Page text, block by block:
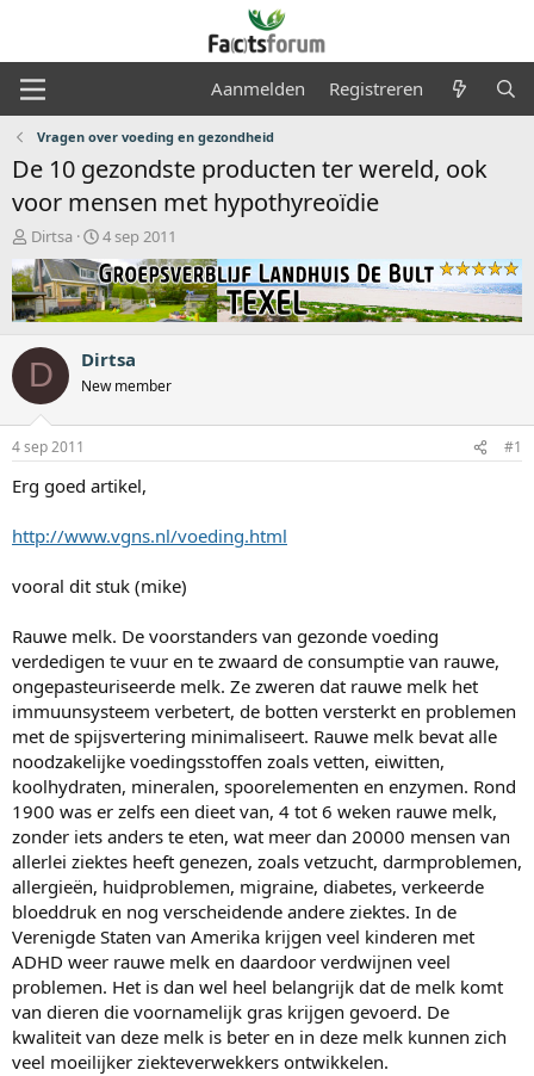
Aanmelden Registreren
Vragen over voeding en gezondheid
De 10 gezondste producten ter wereld, ook
voor mensen met hypothyreoïdie
O
n
d
e
r
w
e
r
p
s
t
r
e
Dirtsa
S
a
r
t
a
t
m
4 sep 2011
D Dirtsa
New member
4 sep 2011 #1
Erg goed artikel,
http://www.vgns.nl/voeding.html
vooral dit stuk (mike)
Rauwe melk. De voorstanders van gezonde voeding
verdedigen te vuur en te zwaard de consumptie van rauwe,
ongepasteuriseerde melk. Ze zweren dat rauwe melk het
immuunsysteem verbetert, de botten versterkt en problemen
met de spijsvertering minimaliseert. Rauwe melk bevat alle
noodzakelijke voedingsstoffen zoals vetten, eiwitten,
koolhydraten, mineralen, spoorelementen en enzymen. Rond
1900 was er zelfs een dieet van, 4 tot 6 weken rauwe melk,
zonder iets anders te eten, wat meer dan 20000 mensen van
allerlei ziektes heeft genezen, zoals vetzucht, darmproblemen,
allergieën, huidproblemen, migraine, diabetes, verkeerde
bloeddruk en nog verscheidende andere ziektes. In de
Verenigde Staten van Amerika krijgen veel kinderen met
ADHD weer rauwe melk en daardoor verdwijnen veel
problemen. Het is dan wel heel belangrijk dat de melk komt
van dieren die voornamelijk gras krijgen gevoerd. De
kwaliteit van deze melk is beter en in deze melk kunnen zich
veel moeilijker ziekteverwekkers ontwikkelen.